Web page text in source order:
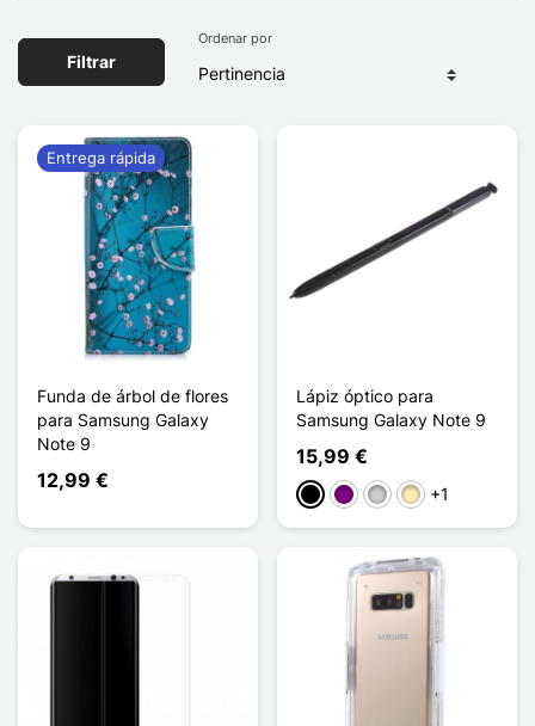
Filtrar
Ordenar por
Funda de árbol de flores
para Samsung Galaxy
Note 9
12,99 €
Entrega rápida
Lápiz óptico para
Samsung Galaxy Note 9
15,99 €
NegroPúrpura
PlataOro +1